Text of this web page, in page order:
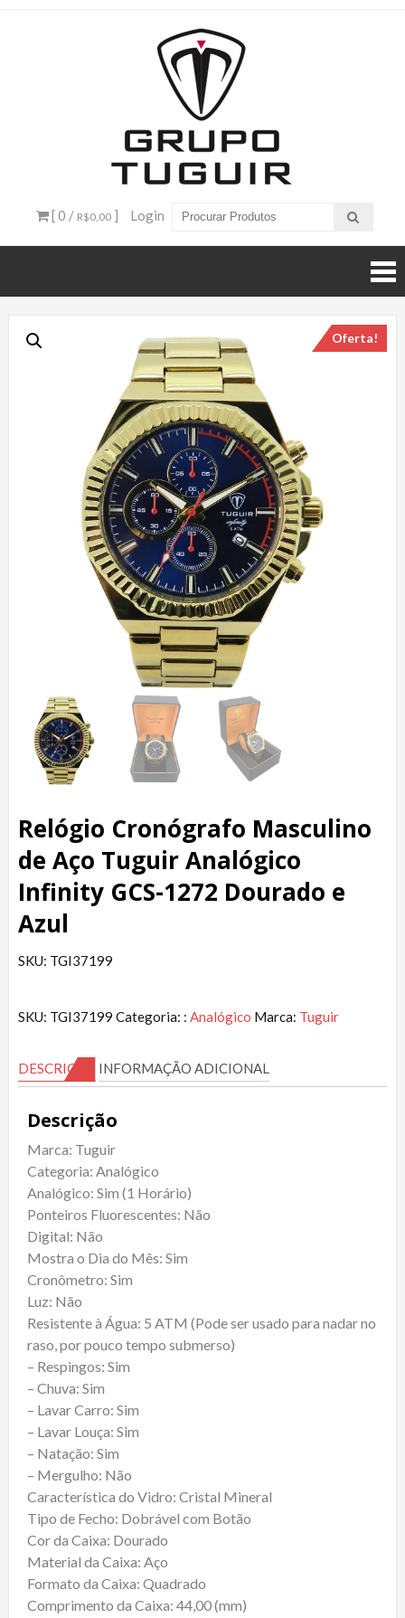
– Grupo
Tuguir
[ 0 / R$0,00 ] Login
Oferta!
Relógio Cronógrafo Masculino
de Aço Tuguir Analógico
Infinity GCS-1272 Dourado e
Azul
SKU: TGI37199
SKU: TGI37199 Categoria: : Analógico Marca: Tuguir
DESCRIÇÃO INFORMAÇÃO ADICIONAL
Descrição
Marca: Tuguir
Categoria: Analógico
Analógico: Sim (1 Horário)
Ponteiros Fluorescentes: Não
Digital: Não
Mostra o Dia do Mês: Sim
Cronômetro: Sim
Luz: Não
Resistente à Água: 5 ATM (Pode ser usado para nadar no
raso, por pouco tempo submerso)
– Respingos: Sim
– Chuva: Sim
– Lavar Carro: Sim
– Lavar Louça: Sim
– Natação: Sim
– Mergulho: Não
Característica do Vidro: Cristal Mineral
Tipo de Fecho: Dobrável com Botão
Cor da Caixa: Dourado
Material da Caixa: Aço
Formato da Caixa: Quadrado
Comprimento da Caixa: 44,00 (mm)